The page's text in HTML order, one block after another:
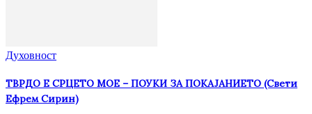
Духовност
ТВРДО Е СРЦЕТО МОЕ – ПОУКИ ЗА ПОКАЈАНИЕТО (Свети
Ефрем Сирин)